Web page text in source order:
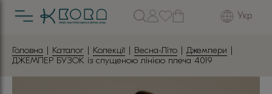
Укр
Головна | Каталог | Колекції | Весна-Літо | Джемпери |
ДЖЕМПЕР БУЗОК із спущеною лінією плеча 4019